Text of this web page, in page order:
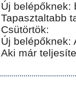
Új belépőknek:
Tapasztaltabb
Csütörtök:
Új belépőknek:
Aki már